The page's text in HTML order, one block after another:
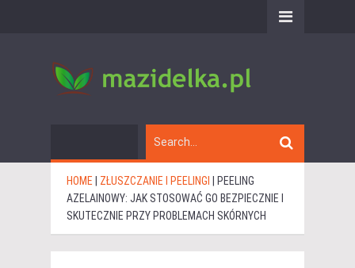
HOME ZŁUSZCZANIE I PEELINGI
PEELING
AZELAINOWY: JAK STOSOWAĆ GO BEZPIECZNIE I
SKUTECZNIE PRZY PROBLEMACH SKÓRNYCH